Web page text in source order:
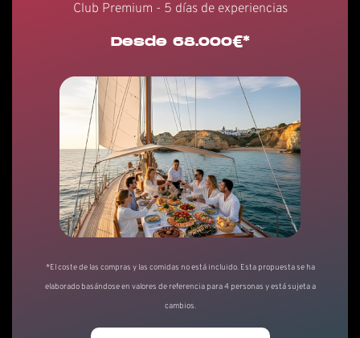
Club Premium - 5 días de experiencias
Desde 68.000€*
*El coste de las compras y las comidas no está incluido. Esta propuesta se ha
elaborado basándose en valores de referencia para 4 personas y está sujeta a
cambios.